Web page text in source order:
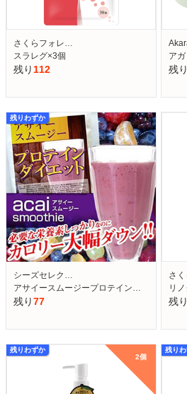
さくらフォレ…
スラレグ×3個
残り 112
ア
残り
シーズセレク…
アサイースムージープロテイン…
残り77
残りわずか
さ
リ
残り
2個
残りわずか
残り